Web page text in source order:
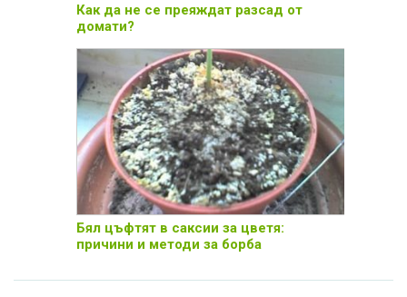
Как да не се преяждат разсад от
домати?
Бял цъфтят в саксии за цветя:
причини и методи за борба